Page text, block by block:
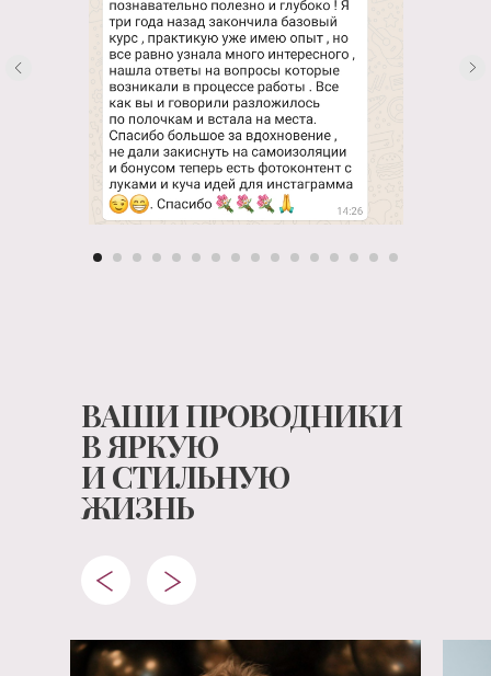
ВАШИ ПРОВОДНИКИ
В ЯРКУЮ
И СТИЛЬНУЮ
ЖИЗНЬ